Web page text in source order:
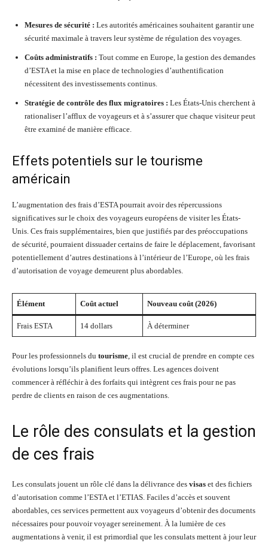
Mesures de sécurité : Les autorités américaines souhaitent garantir une
sécurité maximale à travers leur système de régulation des voyages.
Coûts administratifs : Tout comme en Europe, la gestion des demandes
d’ESTA et la mise en place de technologies d’authentification
nécessitent des investissements continus.
Stratégie de contrôle des flux migratoires : Les États-Unis cherchent à
rationaliser l’afflux de voyageurs et à s’assurer que chaque visiteur peut
être examiné de manière efficace.
Effets potentiels sur le tourisme
américain
L’augmentation des frais d’ESTA pourrait avoir des répercussions
significatives sur le choix des voyageurs européens de visiter les États-
Unis. Ces frais supplémentaires, bien que justifiés par des préoccupations
de sécurité, pourraient dissuader certains de faire le déplacement, favorisant
potentiellement d’autres destinations à l’intérieur de l’Europe, où les frais
d’autorisation de voyage demeurent plus abordables.
Élément Coût actuel Nouveau coût (2026)
Frais ESTA 14 dollars À déterminer
Pour les professionnels du tourisme, il est crucial de prendre en compte ces
évolutions lorsqu’ils planifient leurs offres. Les agences doivent
commencer à réfléchir à des forfaits qui intègrent ces frais pour ne pas
perdre de clients en raison de ces augmentations.
Le rôle des consulats et la gestion
de ces frais
Les consulats jouent un rôle clé dans la délivrance des visas et des fichiers
d’autorisation comme l’ESTA et l’ETIAS. Faciles d’accès et souvent
abordables, ces services permettent aux voyageurs d’obtenir des documents
nécessaires pour pouvoir voyager sereinement. À la lumière de ces
augmentations à venir, il est primordial que les consulats mettent à jour leur